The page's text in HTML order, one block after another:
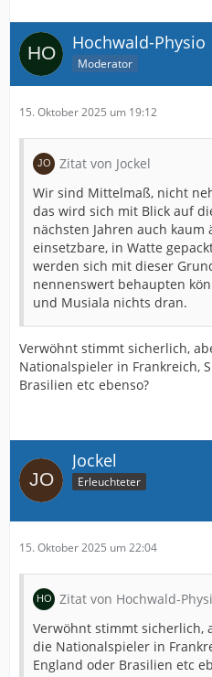
Hochwald-Physio
Moderator
15. Oktober 2025 um 19:12
Zitat von Jockel
Wir sind Mittelmaß, nicht
das wird sich mit Blick auf
nächsten Jahren auch kaum
einsetzbare, in Watte
werden sich mit dieser
nennenswert behaupten
und Musiala nichts dran.
Verwöhnt stimmt sicherlich,
Nationalspieler in Frankreich,
Brasilien etc ebenso?
Jockel
Erleuchteter
15. Oktober 2025 um 22:04
Zitat von Hochwald-
Verwöhnt stimmt sicherlich,
die Nationalspieler in
England oder Brasilien etc